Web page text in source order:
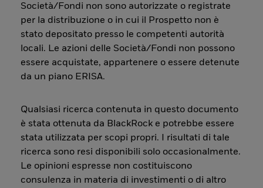
Società/Fondi non sono autorizzate o registrate
per la distribuzione o in cui il Prospetto non è
stato depositato presso le competenti autorità
locali. Le azioni delle Società/Fondi non possono
essere acquistate, appartenere o essere detenute
da un piano ERISA.
Qualsiasi ricerca contenuta in questo documento
è stata ottenuta da BlackRock e potrebbe essere
stata utilizzata per scopi propri. I risultati di tale
ricerca sono resi disponibili solo occasionalmente.
Le opinioni espresse non costituiscono
consulenza in materia di investimenti o di altro